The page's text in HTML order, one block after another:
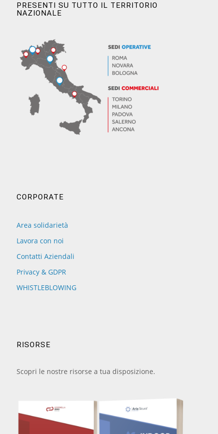
PRESENTI SU TUTTO IL TERRITORIO
NAZIONALE
CORPORATE
Area solidarietà
Lavora con noi
Contatti Aziendali
Privacy & GDPR
WHISTLEBLOWING
RISORSE
Scopri le nostre risorse a tua disposizione.